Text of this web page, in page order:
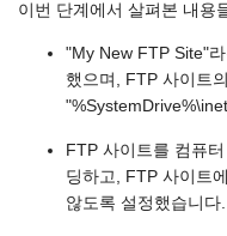
이번 단계에서 살펴본 내용
"My New FTP Site"
했으며, FTP 사이트
FTP 사이트를 컴퓨
딩하고, FTP 사이트
않도록 설정했습니다.